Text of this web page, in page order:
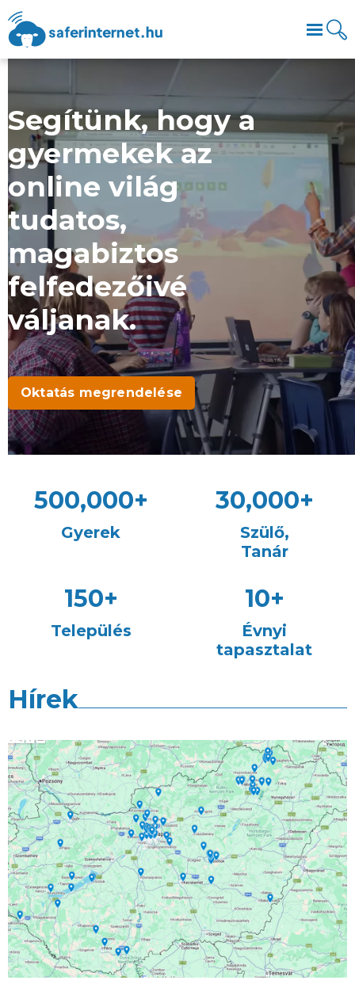
Segítünk, hogy a
gyermekek az
online világ
tudatos,
magabiztos
felfedezőivé
váljanak.
Oktatás megrendelése
500,000+
Gyerek
30,000+
Szülő,
Tanár
150+
Település
10+
Évnyi
tapasztalat
Hírek